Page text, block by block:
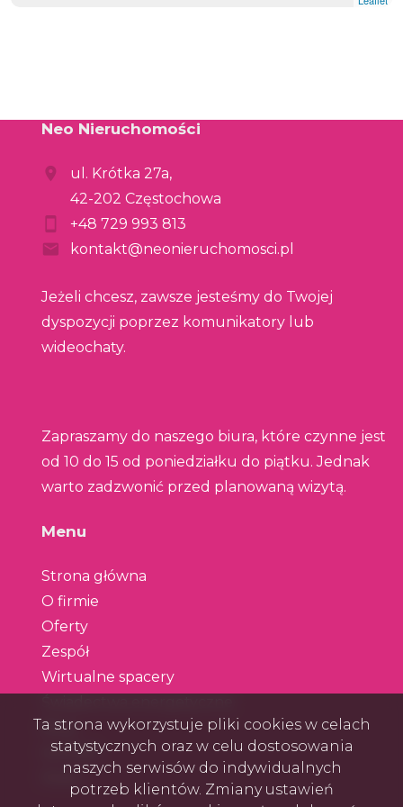
Neo Nieruchomości
ul. Krótka 27a,
42-202 Częstochowa
+48 729 993 813
kontakt@neonieruchomosci.pl
Jeżeli chcesz, zawsze jesteśmy do Twojej
dyspozycji poprzez komunikatory lub
wideochaty.
Zapraszamy do naszego biura, które czynne jest
od 10 do 15 od poniedziałku do piątku. Jednak
warto zadzwonić przed planowaną wizytą.
Menu
Strona główna
O firmie
Oferty
Zespół
Wirtualne spacery
Blog
Kontakt
Rodo
Ta strona wykorzystuje pliki cookies w celach
statystycznych oraz w celu dostosowania
naszych serwisów do indywidualnych
potrzeb klientów. Zmiany ustawień